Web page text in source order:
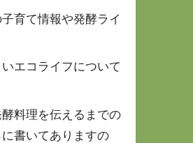
育て情報や発酵ライ
エコライフについて
料理を伝えるまでの
書いてありますの